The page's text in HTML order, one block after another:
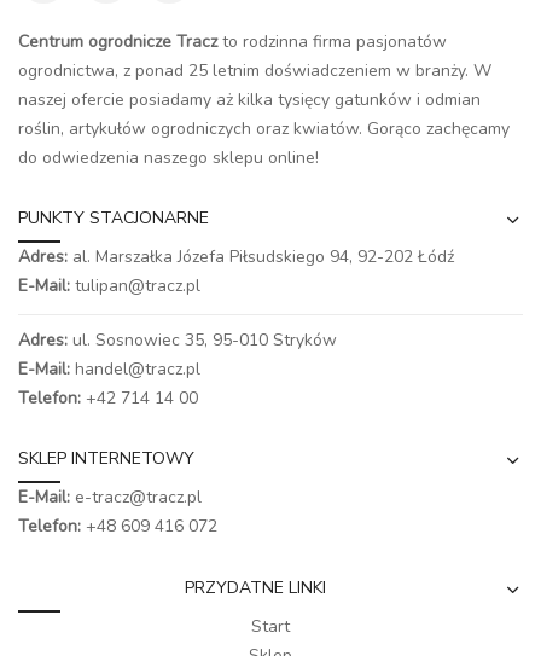
Centrum ogrodnicze Traczto rodzinna firma pasjonatów
ogrodnictwa, z ponad 25 letnim doświadczeniem w branży. W
naszej ofercie posiadamy aż kilka tysięcy gatunków i odmian
roślin, artykułów ogrodniczych oraz kwiatów. Gorąco zachęcamy
do odwiedzenia naszego sklepu online!
PUNKTY STACJONARNE
Adres: al. Marszałka Józefa Piłsudskiego 94, 92-202 Łódź
E-Mail: tulipan@tracz.pl
Adres: ul. Sosnowiec 35, 95-010 Stryków
E-Mail: handel@tracz.pl
Telefon: +42 714 14 00
SKLEP INTERNETOWY
E-Mail: e-tracz@tracz.pl
Telefon: +48 609 416 072
PRZYDATNE LINKI
Start